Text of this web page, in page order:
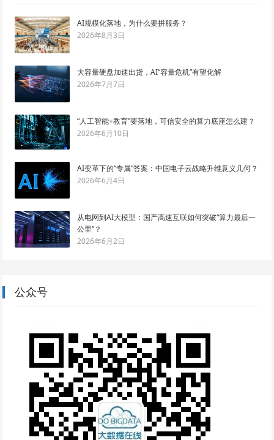
AI规模化落地，为什么要拼服务？
2026年8月3日
大容量硬盘加速出货，AI“容量危机”有望化解
2026年7月7日
“人工智能+教育”要落地，可信安全的算力底座怎么建？
2026年6月10日
AI变革下的“专属”答案：中国电子云战略升维意义几何？
2026年6月4日
从电网到AI大模型：国产高速互联如何突破“算力最后一
公里”？
2026年6月2日
公众号